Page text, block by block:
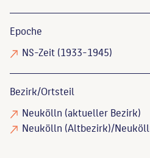
Epoche
NS-Zeit (1933-1945)
Bezirk/Ortsteil
Neukölln (aktueller Bezirk)
Neukölln (Altbezirk)/